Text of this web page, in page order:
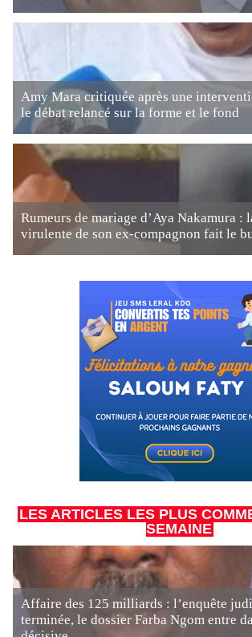
Amy Mara critiquée après une
le débat relancé sur la forme et le fond
Rumeurs de mariage d’Aya Nakamura :
virulente de son ex-compagnon fait le
LES ARTICLES LES PLUS
SEMAINE
Affaire des 125 milliards : l’enquête
terminée, le dossier Farba Ngom entre